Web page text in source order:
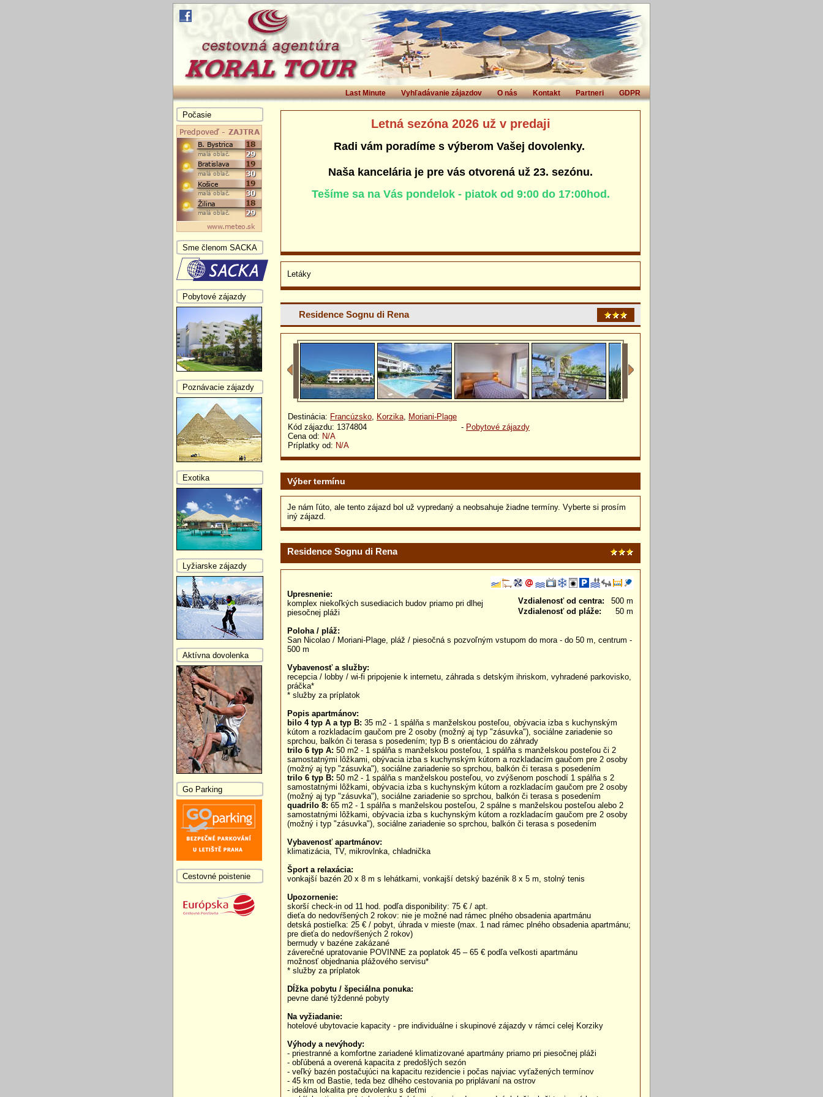
GDPR
Partneri
Kontakt
O nás
Vyhľadávanie zájazdov
Last Minute
Letná sezóna 2026 už v predaji
Radi vám poradíme s výberom Vašej dovolenky.
Naša kancelária je pre vás otvorená už 23. sezónu.
Tešíme sa na Vás pondelok - piatok od 9:00 do 17:00hod.
Letáky
Residence Sognu di Rena
Destinácia: Francúzsko, Korzika, Moriani-Plage
Kód zájazdu: 1374804
Cena od: N/A
Príplatky od: N/A
- Pobytové zájazdy
Výber termínu
Je nám ľúto, ale tento zájazd bol už vypredaný a neobsahuje žiadne termíny. Vyberte si prosím
iný zájazd.
Residence Sognu di Rena
Vzdialenosť od centra:
500 m
Vzdialenosť od pláže:
50 m
Upresnenie:
komplex niekoľkých susediacich budov priamo pri dlhej
piesočnej pláži
Poloha / pláž:
San Nicolao / Moriani-Plage, pláž / piesočná s pozvoľným vstupom do mora - do 50 m, centrum -
500 m
Vybavenosť a služby:
recepcia / lobby / wi-fi pripojenie k internetu, záhrada s detským ihriskom, vyhradené parkovisko,
práčka*
* služby za príplatok
Popis apartmánov:
bilo 4 typ A a typ B: 35 m2 - 1 spálňa s manželskou posteľou, obývacia izba s kuchynským
kútom a rozkladacím gaučom pre 2 osoby (možný aj typ "zásuvka"), sociálne zariadenie so
sprchou, balkón či terasa s posedením; typ B s orientáciou do záhrady
trilo 6 typ A: 50 m2 - 1 spálňa s manželskou posteľou, 1 spálňa s manželskou posteľou či 2
samostatnými lôžkami, obývacia izba s kuchynským kútom a rozkladacím gaučom pre 2 osoby
(možný aj typ "zásuvka"), sociálne zariadenie so sprchou, balkón či terasa s posedením
trilo 6 typ B: 50 m2 - 1 spálňa s manželskou posteľou, vo zvýšenom poschodí 1 spálňa s 2
samostatnými lôžkami, obývacia izba s kuchynským kútom a rozkladacím gaučom pre 2 osoby
(možný aj typ "zásuvka"), sociálne zariadenie so sprchou, balkón či terasa s posedením
quadrilo 8: 65 m2 - 1 spálňa s manželskou posteľou, 2 spálne s manželskou posteľou alebo 2
samostatnými lôžkami, obývacia izba s kuchynským kútom a rozkladacím gaučom pre 2 osoby
(možný i typ "zásuvka"), sociálne zariadenie so sprchou, balkón či terasa s posedením
Vybavenosť apartmánov:
klimatizácia, TV, mikrovlnka, chladnička
Šport a relaxácia:
vonkajší bazén 20 x 8 m s lehátkami, vonkajší detský bazénik 8 x 5 m, stolný tenis
Upozornenie:
skorší check-in od 11 hod. podľa disponibility: 75 € / apt.
dieťa do nedovŕšených 2 rokov: nie je možné nad rámec plného obsadenia apartmánu
detská postieľka: 25 € / pobyt, úhrada v mieste (max. 1 nad rámec plného obsadenia apartmánu;
pre dieťa do nedovŕšených 2 rokov)
bermudy v bazéne zakázané
záverečné upratovanie POVINNE za poplatok 45 – 65 € podľa veľkosti apartmánu
možnosť objednania plážového servisu*
* služby za príplatok
Dĺžka pobytu / špeciálna ponuka:
pevne dané týždenné pobyty
Na vyžiadanie:
hotelové ubytovacie kapacity - pre individuálne i skupinové zájazdy v rámci celej Korziky
Výhody a nevýhody:
- priestranné a komfortne zariadené klimatizované apartmány priamo pri piesočnej pláži
- obľúbená a overená kapacita z predošlých sezón
- veľký bazén postačujúci na kapacitu rezidencie i počas najviac vyťažených termínov
- 45 km od Bastie, teda bez dlhého cestovania po priplávaní na ostrov
- ideálna lokalita pre dovolenku s deťmi
Počasie
Sme členom SACKA
Pobytové zájazdy
Poznávacie zájazdy
Exotika
Lyžiarske zájazdy
Aktívna dovolenka
Go Parking
Cestovné poistenie